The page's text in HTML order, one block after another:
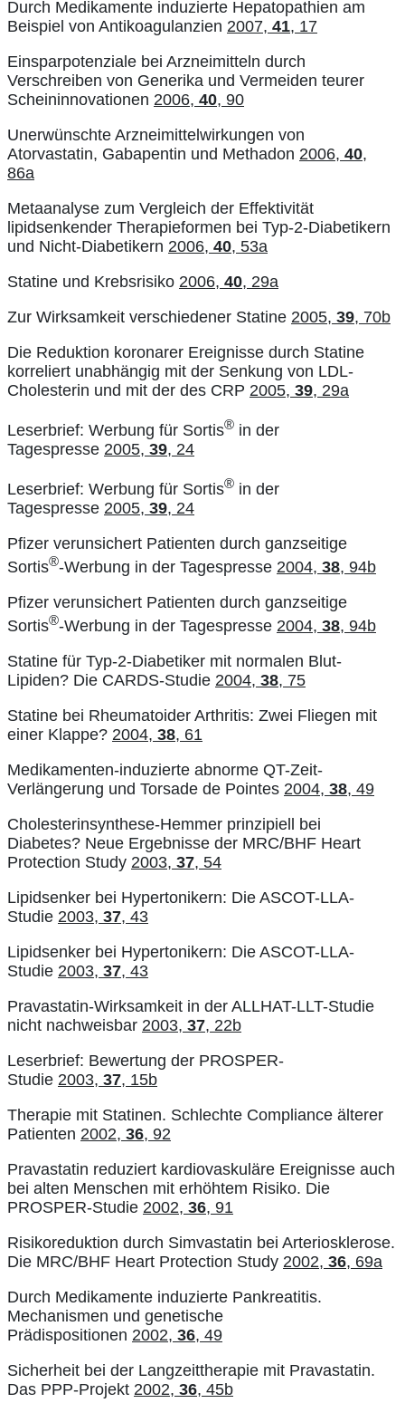
Durch Medikamente induzierte Hepatopathien am
Beispiel von Antikoagulanzien 2007, 41, 17
Einsparpotenziale bei Arzneimitteln durch
Verschreiben von Generika und Vermeiden teurer
Scheininnovationen 2006, 40, 90
Unerwünschte Arzneimittelwirkungen von
Atorvastatin, Gabapentin und Methadon 2006, 40,
86a
Metaanalyse zum Vergleich der Effektivität
lipidsenkender Therapieformen bei Typ-2-Diabetikern
und Nicht-Diabetikern 2006, 40, 53a
Statine und Krebsrisiko 2006, 40, 29a
Zur Wirksamkeit verschiedener Statine 2005, 39, 70b
Die Reduktion koronarer Ereignisse durch Statine
korreliert unabhängig mit der Senkung von LDL-
Cholesterin und mit der des CRP 2005, 39, 29a
Leserbrief: Werbung für Sortis® in der
Tagespresse 2005, 39, 24
Leserbrief: Werbung für Sortis® in der
Tagespresse 2005, 39, 24
Pfizer verunsichert Patienten durch ganzseitige
Sortis®-Werbung in der Tagespresse 2004, 38, 94b
Pfizer verunsichert Patienten durch ganzseitige
Sortis®-Werbung in der Tagespresse 2004, 38, 94b
Statine für Typ-2-Diabetiker mit normalen Blut-
Lipiden? Die CARDS-Studie 2004, 38, 75
Statine bei Rheumatoider Arthritis: Zwei Fliegen mit
einer Klappe? 2004, 38, 61
Medikamenten-induzierte abnorme QT-Zeit-
Verlängerung und Torsade de Pointes 2004, 38, 49
Cholesterinsynthese-Hemmer prinzipiell bei
Diabetes? Neue Ergebnisse der MRC/BHF Heart
Protection Study 2003, 37, 54
Lipidsenker bei Hypertonikern: Die ASCOT-LLA-
Studie 2003, 37, 43
Lipidsenker bei Hypertonikern: Die ASCOT-LLA-
Studie 2003, 37, 43
Pravastatin-Wirksamkeit in der ALLHAT-LLT-Studie
nicht nachweisbar 2003, 37, 22b
Leserbrief: Bewertung der PROSPER-
Studie 2003, 37, 15b
Therapie mit Statinen. Schlechte Compliance älterer
Patienten 2002, 36, 92
Pravastatin reduziert kardiovaskuläre Ereignisse auch
bei alten Menschen mit erhöhtem Risiko. Die
PROSPER-Studie 2002, 36, 91
Risikoreduktion durch Simvastatin bei Arteriosklerose.
Die MRC/BHF Heart Protection Study 2002, 36, 69a
Durch Medikamente induzierte Pankreatitis.
Mechanismen und genetische
Prädispositionen 2002, 36, 49
Sicherheit bei der Langzeittherapie mit Pravastatin.
Das PPP-Projekt 2002, 36, 45b